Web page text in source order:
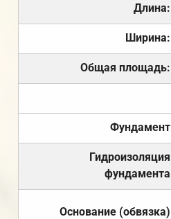
Длина:
Ширина:
Общая площадь:
Фундамент
Гидроизоляция
фундамента
Основание (обвязка)